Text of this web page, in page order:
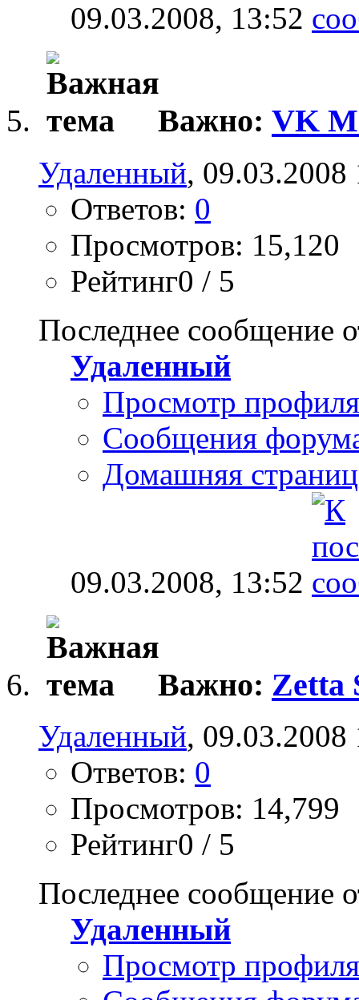
09.03.2008, 13:52
Важно: VK
Удаленный, 09.03.2008
Ответов: 0
Просмотров: 15,120
Рейтинг0 / 5
Последнее сообщение
Удаленный
Просмотр профиля
Сообщения
Домашняя
09.03.2008, 13:52
Важно: Zetta
Удаленный, 09.03.2008
Ответов: 0
Просмотров: 14,799
Рейтинг0 / 5
Последнее сообщение
Удаленный
Просмотр профиля